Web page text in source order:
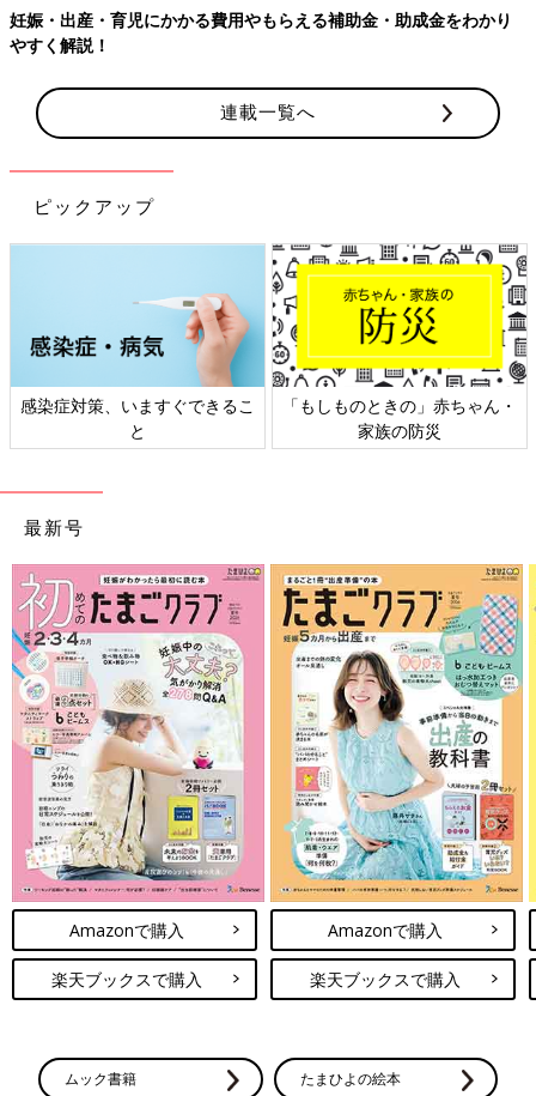
連載一覧へ
ピックアップ
日本外来小児科学会リーフレッ
ト検討会
六星占術 細木かおりさんの人生
相談
最新号
Amazonで購入
楽天ブックスで購入
Amazonで購入
楽天ブックスで購入
ムック書籍 たまひよの絵本